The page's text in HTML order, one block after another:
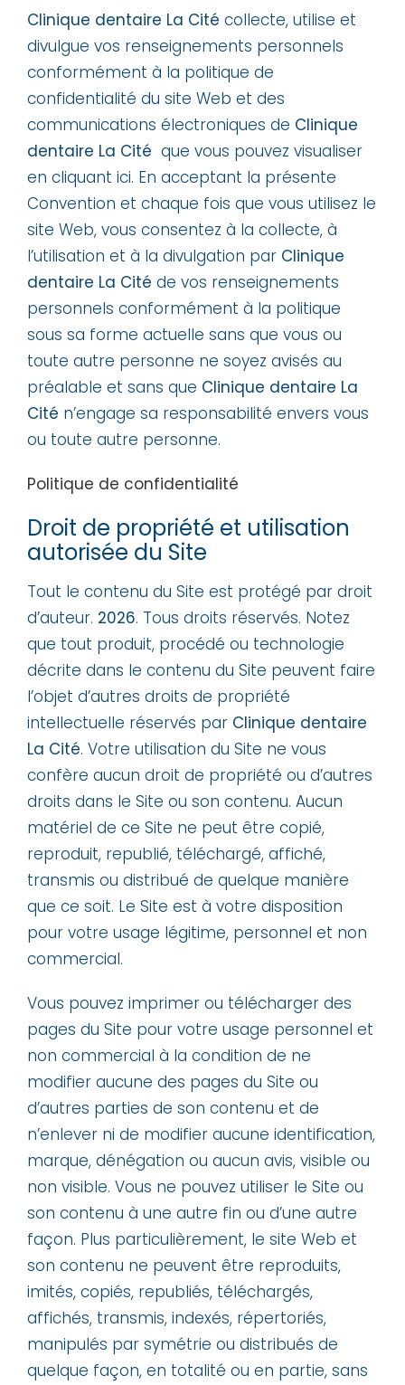
Clinique dentaire La Cité collecte, utilise et
divulgue vos renseignements personnels
conformément à la politique de
confidentialité du site Web et des
communications électroniques de Clinique
dentaire La Cité que vous pouvez visualiser
en cliquant ici. En acceptant la présente
Convention et chaque fois que vous utilisez le
site Web, vous consentez à la collecte, à
l’utilisation et à la divulgation par Clinique
dentaire La Cité de vos renseignements
personnels conformément à la politique
sous sa forme actuelle sans que vous ou
toute autre personne ne soyez avisés au
préalable et sans que Clinique dentaire La
Cité n’engage sa responsabilité envers vous
ou toute autre personne.
Politique de confidentialité
Droit de propriété et utilisation
autorisée du Site
Tout le contenu du Site est protégé par droit
d’auteur. 2026. Tous droits réservés. Notez
que tout produit, procédé ou technologie
décrite dans le contenu du Site peuvent faire
l’objet d’autres droits de propriété
intellectuelle réservés par Clinique dentaire
La Cité. Votre utilisation du Site ne vous
confère aucun droit de propriété ou d’autres
droits dans le Site ou son contenu. Aucun
matériel de ce Site ne peut être copié,
reproduit, republié, téléchargé, affiché,
transmis ou distribué de quelque manière
que ce soit. Le Site est à votre disposition
pour votre usage légitime, personnel et non
commercial.
Vous pouvez imprimer ou télécharger des
pages du Site pour votre usage personnel et
non commercial à la condition de ne
modifier aucune des pages du Site ou
d’autres parties de son contenu et de
n’enlever ni de modifier aucune identification,
marque, dénégation ou aucun avis, visible ou
non visible. Vous ne pouvez utiliser le Site ou
son contenu à une autre fin ou d’une autre
façon. Plus particulièrement, le site Web et
son contenu ne peuvent être reproduits,
imités, copiés, republiés, téléchargés,
affichés, transmis, indexés, répertoriés,
manipulés par symétrie ou distribués de
quelque façon, en totalité ou en partie, sans